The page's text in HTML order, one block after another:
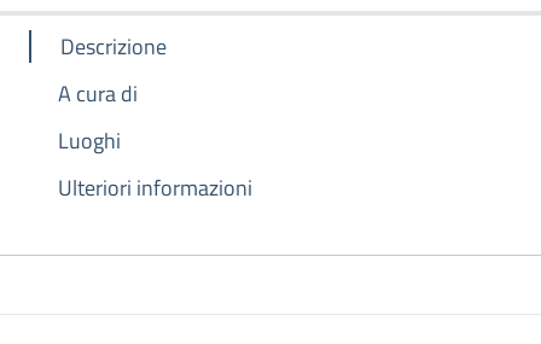
Descrizione
A cura di
Luoghi
Ulteriori informazioni